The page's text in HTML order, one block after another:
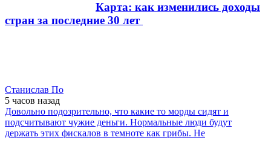
Карта: как изменились доходы
стран за последние 30 лет
Станислав По
5 часов назад
Довольно подозрительно, что какие то морды сидят и
подсчитывают чужие деньги. Нормальные люди будут
держать этих фискалов в темноте как грибы. Не